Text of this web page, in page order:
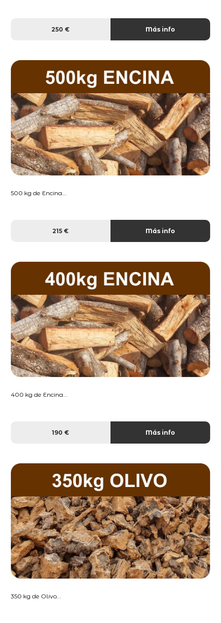
250 € Más info
500 kg de Encina...
215 € Más info
400 kg de Encina...
190 € Más info
350 kg de Olivo...